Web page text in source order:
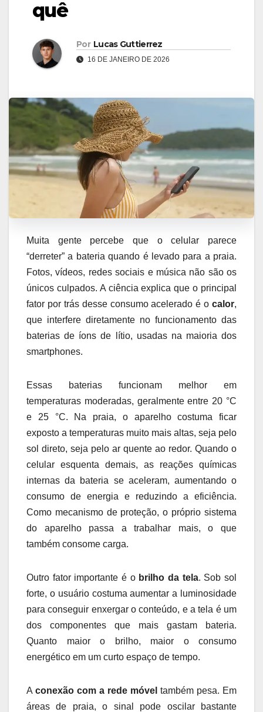
quê
Por Lucas Guttierrez
16 DE JANEIRO DE 2026
Muita gente percebe que o celular parece
“derreter” a bateria quando é levado para a praia.
Fotos, vídeos, redes sociais e música não são os
únicos culpados. A ciência explica que o principal
fator por trás desse consumo acelerado é o calor,
que interfere diretamente no funcionamento das
baterias de íons de lítio, usadas na maioria dos
smartphones.
Essas baterias funcionam melhor em
temperaturas moderadas, geralmente entre 20 °C
e 25 °C. Na praia, o aparelho costuma ficar
exposto a temperaturas muito mais altas, seja pelo
sol direto, seja pelo ar quente ao redor. Quando o
celular esquenta demais, as reações químicas
internas da bateria se aceleram, aumentando o
consumo de energia e reduzindo a eficiência.
Como mecanismo de proteção, o próprio sistema
do aparelho passa a trabalhar mais, o que
também consome carga.
Outro fator importante é o brilho da tela. Sob sol
forte, o usuário costuma aumentar a luminosidade
para conseguir enxergar o conteúdo, e a tela é um
dos componentes que mais gastam bateria.
Quanto maior o brilho, maior o consumo
energético em um curto espaço de tempo.
A conexão com a rede móvel também pesa. Em
áreas de praia, o sinal pode oscilar bastante